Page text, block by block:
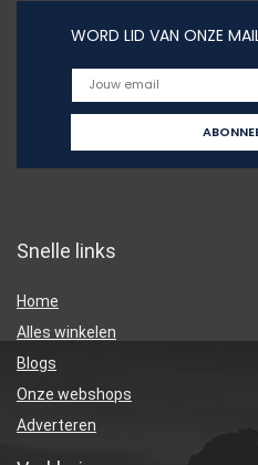
WORD LID VAN ONZE
Snelle links
Home
Alles winkelen
Blogs
Onze webshops
Adverteren